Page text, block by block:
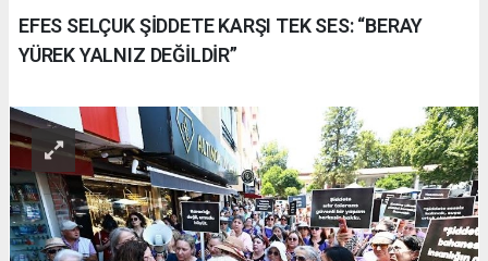
EFES SELÇUK ŞİDDETE KARŞI TEK SES: “BERAY
YÜREK YALNIZ DEĞİLDİR”